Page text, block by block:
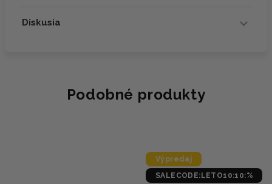
Diskusia
Podobné produkty
Výpredaj
SALECODE:LETO10:10:%